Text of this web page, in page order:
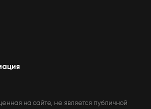
на сайте, не является публичной